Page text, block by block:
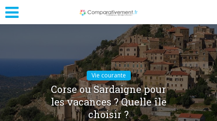
Vie courante
Corse ou Sardaigne pour
les vacances ? Quelle île
choisir ?